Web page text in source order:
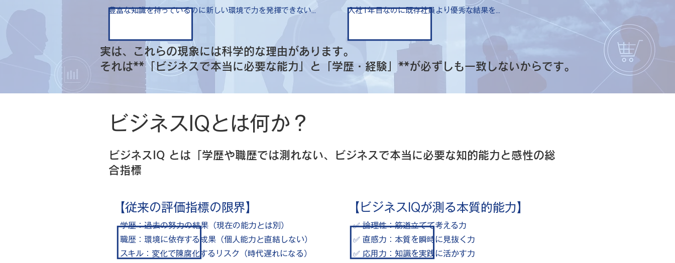
豊富な知識を持っているのに新しい環境で力を発揮できない... 入社1年目なのに既存社員より優秀な結果を...
実は、これらの現象には科学的な理由があります。
それは**「ビジネスで本当に必要な能力」と「学歴・経験」**が必ずしも一致しないからです。
ビジネスIQとは何か？
ビジネスIQ とは「学歴や職歴では測れない、ビジネスで本当に必要な知的能力と感性の総
合指標
学歴：過去の努力の結果（現在の能力とは別）
職歴：環境に依存する成果（個人能力と直結しない）
スキル：変化で陳腐化するリスク（時代遅れになる）
【従来の評価指標の限界】
✅ 論理性：筋道立てて考える力
✅ 直感力：本質を瞬時に見抜く力
✅ 応用力：知識を実践に活かす力
【ビジネスIQが測る本質的能力】